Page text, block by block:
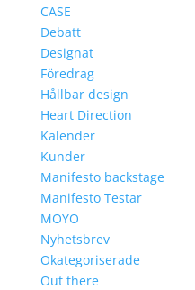
CASE
Debatt
Designat
Föredrag
Hållbar design
Heart Direction
Kalender
Kunder
Manifesto backstage
Manifesto Testar
MOYO
Nyhetsbrev
Okategoriserade
Out there